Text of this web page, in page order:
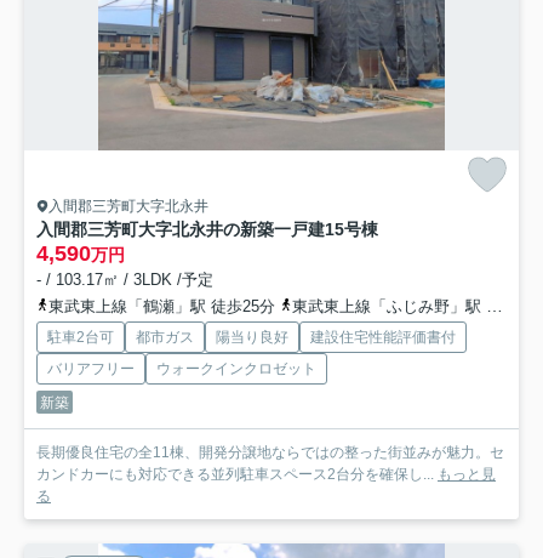
入間郡三芳町大字北永井
入間郡三芳町大字北永井の新築一戸建15号棟
4,590万円
- / 103.17㎡ / 3LDK /予定
東武東上線「鶴瀬」駅 徒歩25分
東武東上線「ふじみ野」駅 徒歩37分
駐車2台可 都市ガス 陽当り良好
建設住宅性能評価書付
バリアフリー
ウォークインクロゼット
新築
長期優良住宅の全11棟、開発分譲地ならではの整った街並みが魅力。セ
カンドカーにも対応できる並列駐車スペース2台分を確保し...
もっと見
る